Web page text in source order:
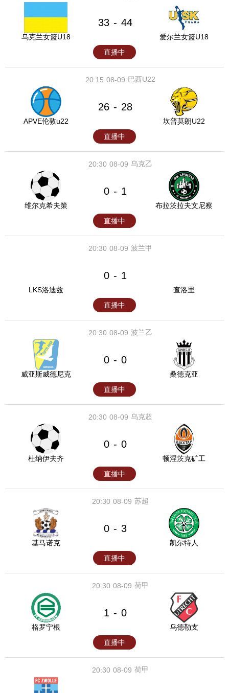
乌克兰女篮U18
33 - 44
爱尔兰女篮U18
直播中
08-09
20:15 巴西U22
APVE伦敦u22
26 - 28
坎普莫朗U22
直播中
08-09
20:30 乌克乙
维尔克希夫策
0 - 1
布拉茨拉夫文尼察
直播中
08-09
20:30 波兰甲
LKS洛迪兹
0 - 1
查洛里
直播中
08-09
20:30 波兰乙
威亚斯威德尼克
0 - 0
桑德克亚
直播中
08-09
20:30 乌克超
杜纳伊夫齐
0 - 0
顿涅茨克矿工
直播中
08-09
20:30 苏超
基马诺克
0 - 3
凯尔特人
直播中
08-09
20:30 荷甲
格罗宁根
1 - 0
乌德勒支
直播中
08-09
20:30 荷甲